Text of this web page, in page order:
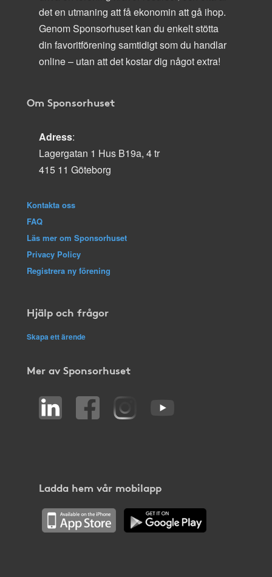
det en utmaning att få ekonomin att gå ihop.
Genom Sponsorhuset kan du enkelt stötta
din favoritförening samtidigt som du handlar
online – utan att det kostar dig något extra!
Om Sponsorhuset
Adress:
Lagergatan 1 Hus B19a, 4 tr
415 11 Göteborg
Kontakta oss
FAQ
Läs mer om Sponsorhuset
Privacy Policy
Registrera ny förening
Hjälp och frågor
Skapa ett ärende
Mer av Sponsorhuset
Ladda hem vår mobilapp